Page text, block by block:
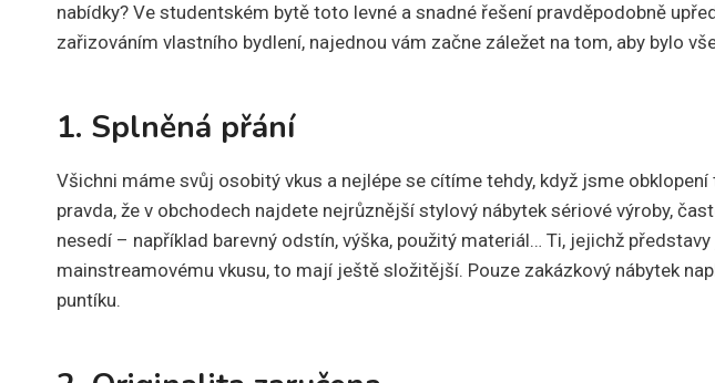
nabídky? Ve studentském bytě toto levné a snadné řešení pravděpodobně
zařizováním vlastního bydlení, najednou vám začne záležet na tom, aby bylo
1. Splněná přání
Všichni máme svůj osobitý vkus a nejlépe se cítíme tehdy, když jsme
pravda, že v obchodech najdete nejrůznější stylový nábytek sériové výroby,
nesedí – například barevný odstín, výška, použitý materiál… Ti, jejichž
mainstreamovému vkusu, to mají ještě složitější. Pouze zakázkový nábytek
puntíku.